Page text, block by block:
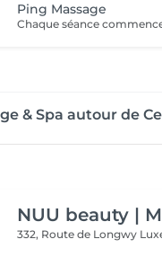
Ping Massage
& Spa autour de
NUU beauty |
332, Route de Longwy